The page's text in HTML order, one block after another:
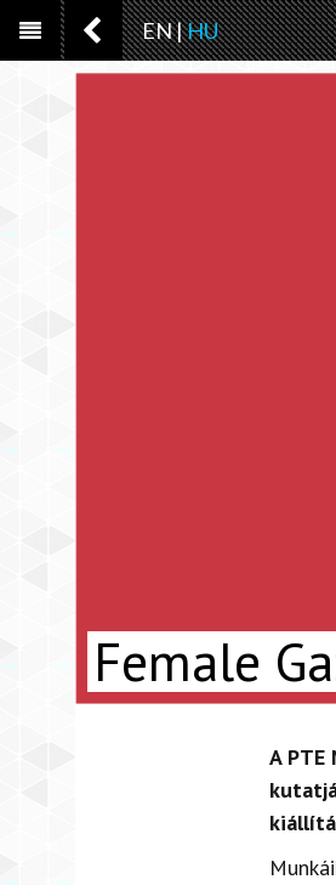
EN|HU
Female
A